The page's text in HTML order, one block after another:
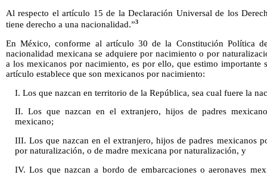
Al respecto el artículo 15 de la Declaración Universal de los
tiene derecho a una nacionalidad.”3
En México, conforme al artículo 30 de la Constitución Política
nacionalidad mexicana se adquiere por nacimiento o por
a los mexicanos por nacimiento, es por ello, que estimo importante
artículo establece que son mexicanos por nacimiento:
I. Los que nazcan en territorio de la República, sea cual fuere la
II. Los que nazcan en el extranjero, hijos de padres
mexicano;
III. Los que nazcan en el extranjero, hijos de padres mexicanos
por naturalización, o de madre mexicana por naturalización, y
IV. Los que nazcan a bordo de embarcaciones o aeronaves